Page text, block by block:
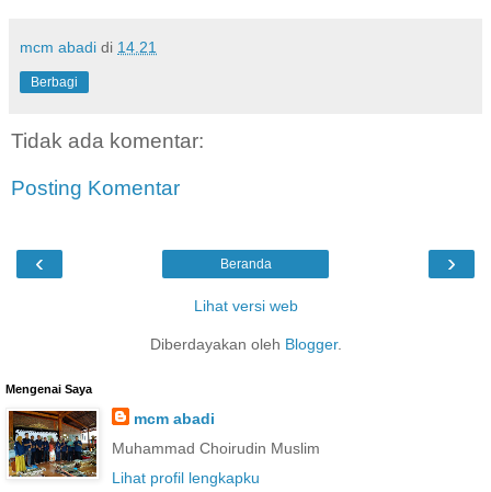
mcm abadi di 14.21
Berbagi
Tidak ada komentar:
Posting Komentar
‹ ›
Beranda
Lihat versi web
Diberdayakan oleh Blogger.
Mengenai Saya
mcm abadi
Muhammad Choirudin Muslim
Lihat profil lengkapku